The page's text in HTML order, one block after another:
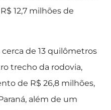
12,7 milhões de
de 13 quilômetros
trecho da rodovia,
de R$ 26,8 milhões,
além de um